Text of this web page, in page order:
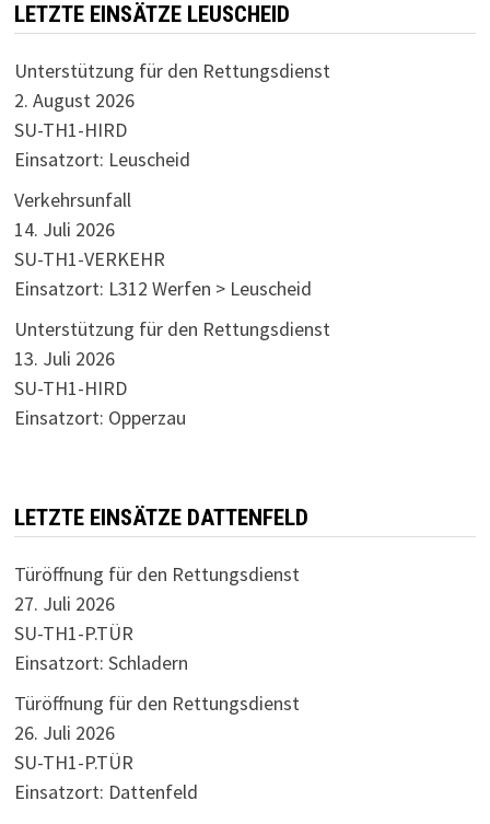
LETZTE EINSÄTZE LEUSCHEID
Unterstützung für den Rettungsdienst
2. August 2026
SU-TH1-HIRD
Einsatzort: Leuscheid
Verkehrsunfall
14. Juli 2026
SU-TH1-VERKEHR
Einsatzort: L312 Werfen > Leuscheid
Unterstützung für den Rettungsdienst
13. Juli 2026
SU-TH1-HIRD
Einsatzort: Opperzau
LETZTE EINSÄTZE DATTENFELD
Türöffnung für den Rettungsdienst
27. Juli 2026
SU-TH1-P.TÜR
Einsatzort: Schladern
Türöffnung für den Rettungsdienst
26. Juli 2026
SU-TH1-P.TÜR
Einsatzort: Dattenfeld